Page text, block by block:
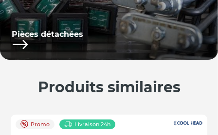
Pièces détachées
Produits similaires
Promo Livraison 24h